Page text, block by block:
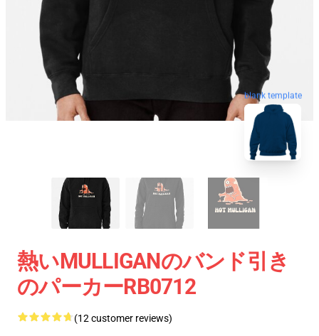
blank template
熱いMULLIGANのバンド引き
のパーカーRB0712
(12 customer reviews)